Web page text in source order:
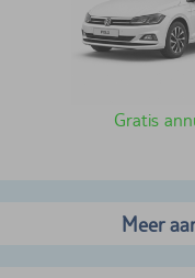
Gratis
Meer